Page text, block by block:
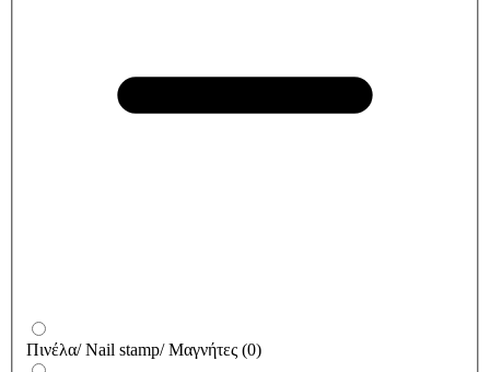
Πινέλα/ Nail stamp/ Μαγνήτες (0)